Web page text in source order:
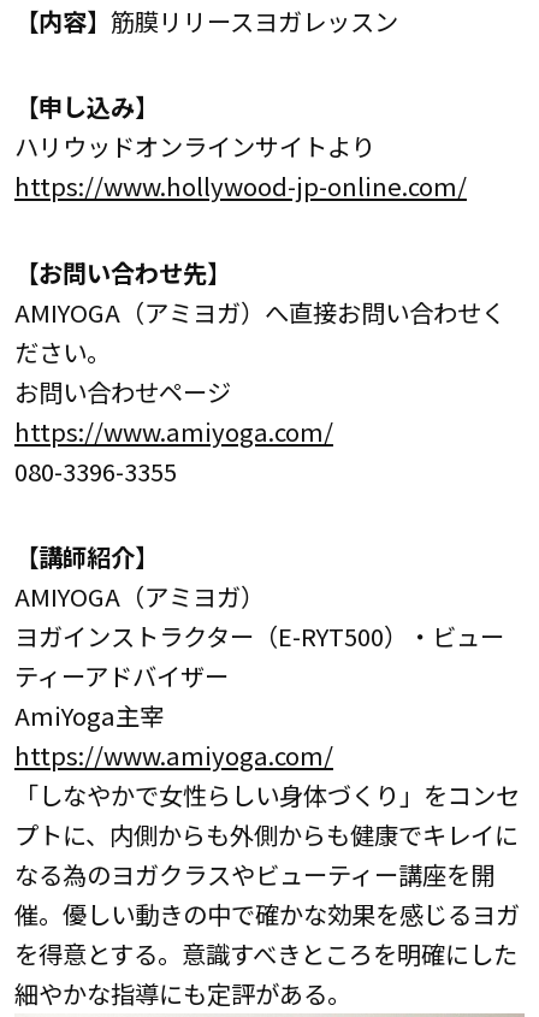
【内容】 筋膜リリースヨガレッスン
【申し込み】
ハリウッドオンラインサイトより
https://www.hollywood-jp-online.com/
【お問い合わせ先】
AMIYOGA（アミヨガ）へ直接お問い合わせく
ださい。
お問い合わせページ
https://www.amiyoga.com/
080-3396-3355
【講師紹介】
AMIYOGA（アミヨガ）
ヨガインストラクター（E-RYT500）・ビュー
ティーアドバイザー
AmiYoga主宰
https://www.amiyoga.com/
「しなやかで女性らしい身体づくり」をコンセ
プトに、内側からも外側からも健康でキレイに
なる為のヨガクラスやビューティー講座を開
催。優しい動きの中で確かな効果を感じるヨガ
を得意とする。意識すべきところを明確にした
細やかな指導にも定評がある。